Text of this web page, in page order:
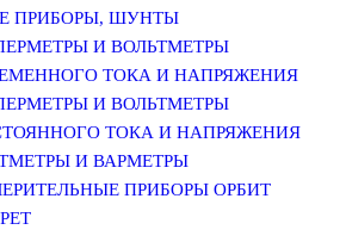
ПРИБОРЫ, ШУНТЫ
И ВОЛЬТМЕТРЫ
ТОКА И НАПРЯЖЕНИЯ
И ВОЛЬТМЕТРЫ
ТОКА И НАПРЯЖЕНИЯ
И ВАРМЕТРЫ
ПРИБОРЫ ОРБИТ